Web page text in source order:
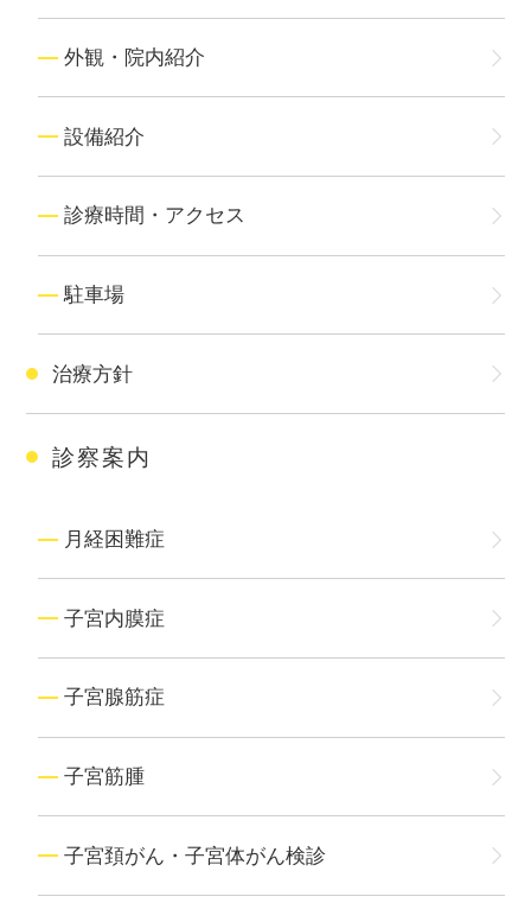
外観・院内紹介
設備紹介
診療時間・アクセス
駐車場
治療方針
診察案内
月経困難症
子宮内膜症
子宮腺筋症
子宮筋腫
子宮頚がん・子宮体がん検診